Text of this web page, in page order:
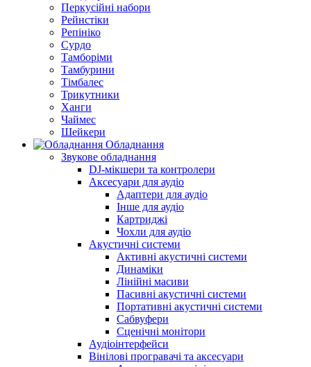
Перкусійні набори
Рейнстіки
Репініко
Сурдо
Тамборіми
Тамбурини
Тімбалес
Трикутники
Ханги
Чаймес
Шейкери
Обладнання
Звукове обладнання
DJ-мікшери та контролери
Аксесуари для аудіо
Адаптери для аудіо
Інше для аудіо
Картриджі
Чохли для аудіо
Акустичні системи
Активні акустичні системи
Динаміки
Лінійні масиви
Пасивні акустичні системи
Портативні акустичні системи
Сабвуфери
Сценічні монітори
Аудіоінтерфейси
Вінілові програвачі та аксесуари